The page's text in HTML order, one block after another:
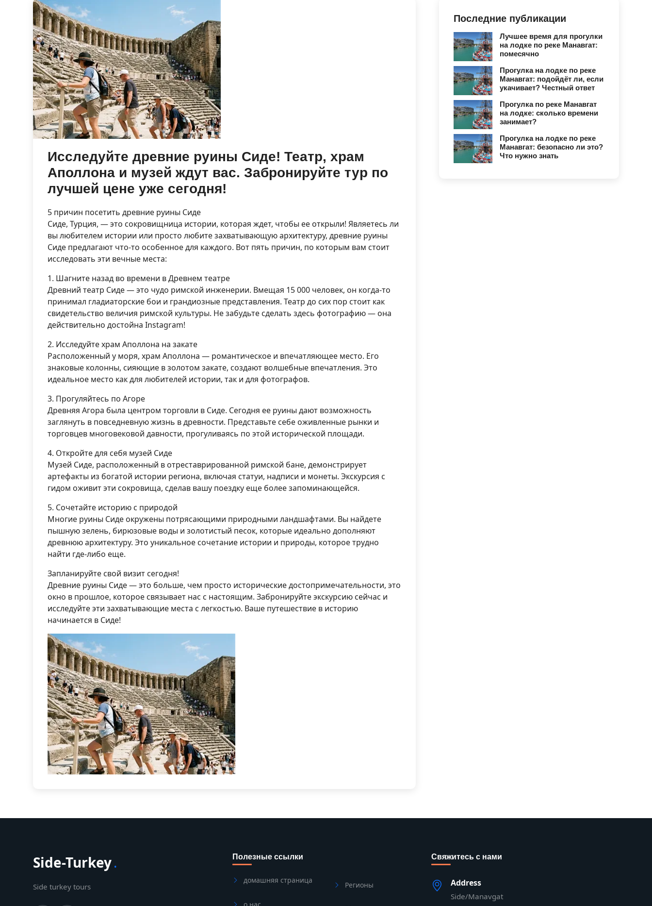
Исследуйте древние руины Сиде! Театр, храм
Аполлона и музей ждут вас. Забронируйте тур по
лучшей цене уже сегодня!
5 причин посетить древние руины Сиде
Сиде, Турция, — это сокровищница истории, которая ждет, чтобы ее открыли! Являетесь ли
вы любителем истории или просто любите захватывающую архитектуру, древние руины
Сиде предлагают что-то особенное для каждого. Вот пять причин, по которым вам стоит
исследовать эти вечные места:
1. Шагните назад во времени в Древнем театре
Древний театр Сиде — это чудо римской инженерии. Вмещая 15 000 человек, он когда-то
принимал гладиаторские бои и грандиозные представления. Театр до сих пор стоит как
свидетельство величия римской культуры. Не забудьте сделать здесь фотографию — она
действительно достойна Instagram!
2. Исследуйте храм Аполлона на закате
Расположенный у моря, храм Аполлона — романтическое и впечатляющее место. Его
знаковые колонны, сияющие в золотом закате, создают волшебные впечатления. Это
идеальное место как для любителей истории, так и для фотографов.
3. Прогуляйтесь по Агоре
Древняя Агора была центром торговли в Сиде. Сегодня ее руины дают возможность
заглянуть в повседневную жизнь в древности. Представьте себе оживленные рынки и
торговцев многовековой давности, прогуливаясь по этой исторической площади.
4. Откройте для себя музей Сиде
Музей Сиде, расположенный в отреставрированной римской бане, демонстрирует
артефакты из богатой истории региона, включая статуи, надписи и монеты. Экскурсия с
гидом оживит эти сокровища, сделав вашу поездку еще более запоминающейся.
5. Сочетайте историю с природой
Многие руины Сиде окружены потрясающими природными ландшафтами. Вы найдете
пышную зелень, бирюзовые воды и золотистый песок, которые идеально дополняют
древнюю архитектуру. Это уникальное сочетание истории и природы, которое трудно
найти где-либо еще.
Запланируйте свой визит сегодня!
Древние руины Сиде — это больше, чем просто исторические достопримечательности, это
окно в прошлое, которое связывает нас с настоящим. Забронируйте экскурсию сейчас и
исследуйте эти захватывающие места с легкостью. Ваше путешествие в историю
начинается в Сиде!
Последние публикации
Лучшее время для прогулки
на лодке по реке Манавгат:
помесячно
Прогулка на лодке по реке
Манавгат: подойдёт ли, если
укачивает? Честный ответ
Прогулка по реке Манавгат
на лодке: сколько времени
занимает?
Прогулка на лодке по реке
Манавгат: безопасно ли это?
Что нужно знать
Side-Turkey.
Side turkey tours
Полезные ссылки
домашняя страница
Регионы
Свяжитесь с нами
Address
Side/Manavgat